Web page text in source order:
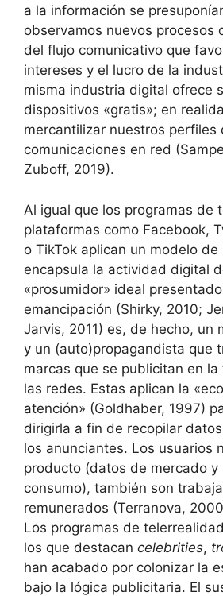
a la información se
observamos nuevos procesos
del flujo comunicativo que
intereses y el lucro de la
misma industria digital ofrece
dispositivos «gratis»; en
mercantilizar nuestros perfiles
comunicaciones en red
Zuboff, 2019).
Al igual que los programas de
plataformas como Facebook,
o TikTok aplican un modelo de
encapsula la actividad digital
«prosumidor» ideal
emancipación (Shirky, 2010;
Jarvis, 2011) es, de hecho, un
y un (auto)propagandista que
marcas que se publicitan en la
las redes. Estas aplican la
atención» (Goldhaber, 1997)
dirigirla a fin de recopilar
los anunciantes. Los usuarios
producto (datos de mercado y
consumo), también son
remunerados (Terranova,
Los programas de
los que destacan celebrities,
han acabado por colonizar la
bajo la lógica publicitaria. El